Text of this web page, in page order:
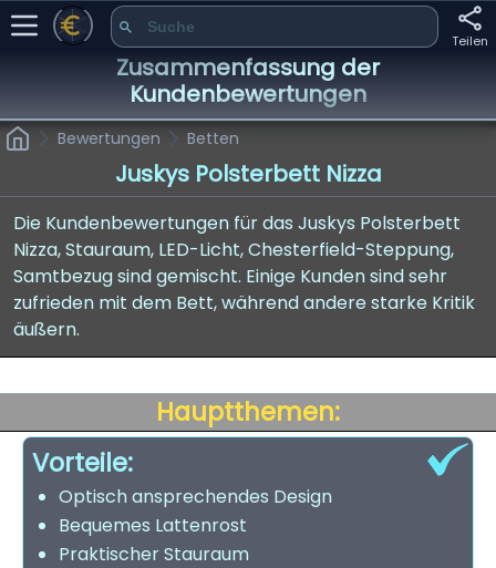
Teilen
Zusammenfassung der
Kundenbewertungen
Bewertungen Betten
Juskys Polsterbett Nizza
Die Kundenbewertungen für das Juskys Polsterbett
Nizza, Stauraum, LED-Licht, Chesterfield-Steppung,
Samtbezug sind gemischt. Einige Kunden sind sehr
zufrieden mit dem Bett, während andere starke Kritik
äußern.
Hauptthemen:
Vorteile:
Optisch ansprechendes Design
Bequemes Lattenrost
Praktischer Stauraum